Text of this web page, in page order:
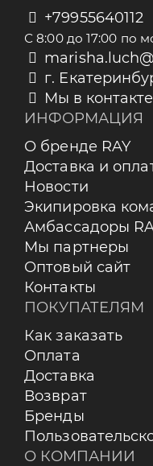
+79955640112
С 8:00 до 17:00 по
г.
Мы в контакте
ИНФОРМАЦИЯ
О бренде RAY
Доставка и
Новости
Экипировка
Амбассадоры
Мы партнеры
Оптовый сайт
Контакты
ПОКУПАТЕЛЯМ
Как заказать
Оплата
Доставка
Возврат
Бренды
О КОМПАНИИ